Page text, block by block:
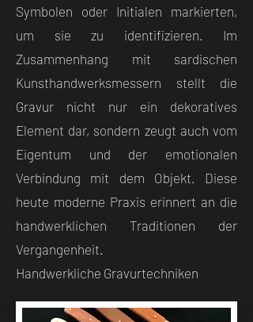
Symbolen oder Initialen markierten,
um sie zu identifizieren. Im
Zusammenhang mit sardischen
Kunsthandwerksmessern stellt die
Gravur nicht nur ein dekoratives
Element dar, sondern zeugt auch vom
Eigentum und der emotionalen
Verbindung mit dem Objekt. Diese
heute moderne Praxis erinnert an die
handwerklichen Traditionen der
Vergangenheit.
Handwerkliche Gravurtechniken